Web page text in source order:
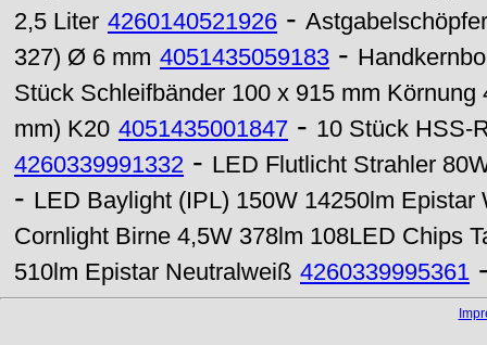
2,5 Liter 4260140521926 - Astgabelschöpfer
327) Ø 6 mm 4051435059183 -
Stück Schleifbänder 100 x 915 mm Körnung
mm) K20 4051435001847 - 10 Stück HSS-
4260339991332 - LED Flutlicht Strahler
- LED Baylight (IPL) 150W 14250lm Epistar
Cornlight Birne 4,5W 378lm 108LED Chips
510lm Epistar Neutralweiß 4260339995361